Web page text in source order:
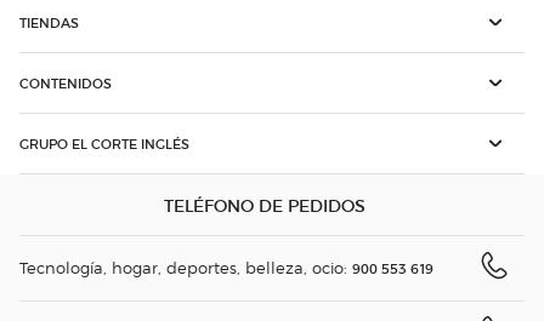
TIENDAS
CONTENIDOS
GRUPO EL CORTE INGLÉS
TELÉFONO DE PEDIDOS
Tecnología, hogar, deportes, belleza, ocio: 900 553 619